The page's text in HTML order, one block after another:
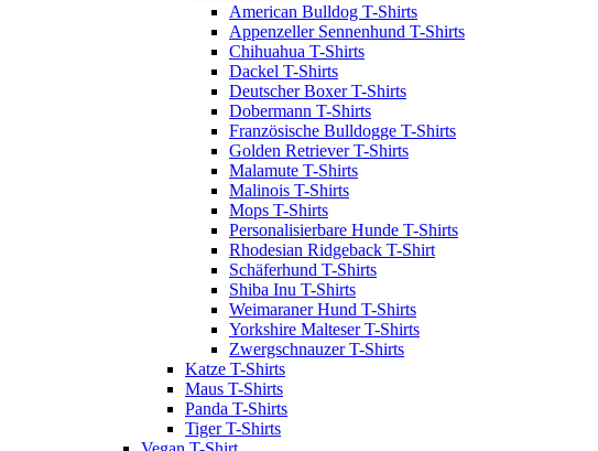
American Bulldog T-Shirts
Appenzeller Sennenhund T-Shirts
Chihuahua T-Shirts
Dackel T-Shirts
Deutscher Boxer T-Shirts
Dobermann T-Shirts
Französische Bulldogge T-Shirts
Golden Retriever T-Shirts
Malamute T-Shirts
Malinois T-Shirts
Mops T-Shirts
Personalisierbare Hunde T-Shirts
Rhodesian Ridgeback T-Shirt
Schäferhund T-Shirts
Shiba Inu T-Shirts
Weimaraner Hund T-Shirts
Yorkshire Malteser T-Shirts
Zwergschnauzer T-Shirts
Katze T-Shirts
Maus T-Shirts
Panda T-Shirts
Tiger T-Shirts